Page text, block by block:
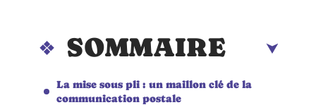
SOMMAIRE
La mise sous pli : un maillon clé de la
communication postale